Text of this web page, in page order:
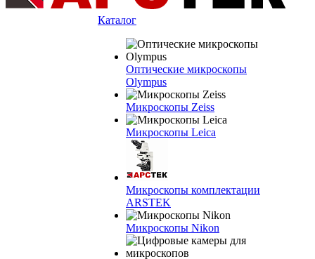
Каталог
Оптические микроскопы
Olympus
Микроскопы Zeiss
Микроскопы Leica
Микроскопы комплектации
ARSTEK
Микроскопы Nikon